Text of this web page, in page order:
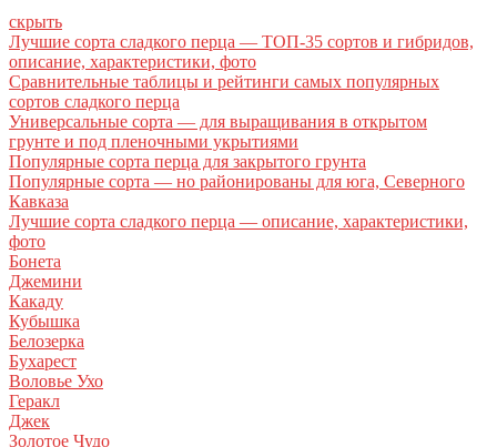
скрыть
Лучшие сорта сладкого перца — ТОП-35 сортов и гибридов,
описание, характеристики, фото
Сравнительные таблицы и рейтинги самых популярных
сортов сладкого перца
Универсальные сорта — для выращивания в открытом
грунте и под пленочными укрытиями
Популярные сорта перца для закрытого грунта
Популярные сорта — но районированы для юга, Северного
Кавказа
Лучшие сорта сладкого перца — описание, характеристики,
фото
Бонета
Джемини
Какаду
Кубышка
Белозерка
Бухарест
Воловье Ухо
Геракл
Джек
Золотое Чудо